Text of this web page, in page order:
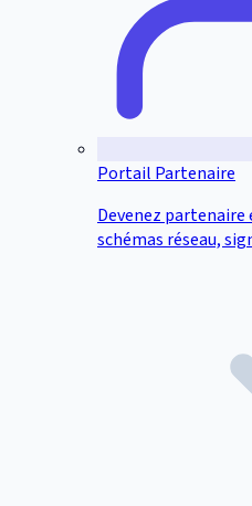
Portail Partenaire
Devenez partenaire
schémas réseau,